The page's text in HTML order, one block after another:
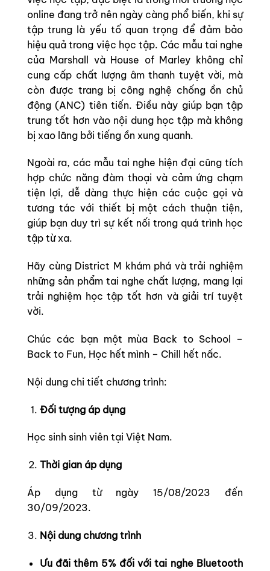
online đang trở nên ngày càng phổ biến, khi sự
tập trung là yếu tố quan trọng để đảm bảo
hiệu quả trong việc học tập. Các mẫu tai nghe
của Marshall và House of Marley không chỉ
cung cấp chất lượng âm thanh tuyệt vời, mà
còn được trang bị công nghệ chống ồn chủ
động (ANC) tiên tiến. Điều này giúp bạn tập
trung tốt hơn vào nội dung học tập mà không
bị xao lãng bởi tiếng ồn xung quanh.
Ngoài ra, các mẫu tai nghe hiện đại cũng tích
hợp chức năng đàm thoại và cảm ứng chạm
tiện lợi, dễ dàng thực hiện các cuộc gọi và
tương tác với thiết bị một cách thuận tiện,
giúp bạn duy trì sự kết nối trong quá trình học
tập từ xa.
Hãy cùng District M khám phá và trải nghiệm
những sản phẩm tai nghe chất lượng, mang lại
trải nghiệm học tập tốt hơn và giải trí tuyệt
vời.
Chúc các bạn một mùa Back to School –
Back to Fun, Học hết mình – Chill hết nấc.
Nội dung chi tiết chương trình:
Đối tượng áp dụng
Học sinh sinh viên tại Việt Nam.
Thời gian áp dụng
Áp dụng từ ngày 15/08/2023 đến
30/09/2023.
Nội dung chương trình
Ưu đãi thêm 5% đối với tai nghe Bluetooth